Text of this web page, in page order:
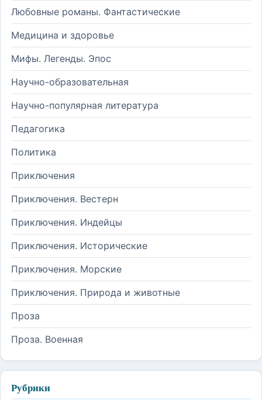
Любовные романы. Фантастические
Медицина и здоровье
Мифы. Легенды. Эпос
Научно-образовательная
Научно-популярная литература
Педагогика
Политика
Приключения
Приключения. Вестерн
Приключения. Индейцы
Приключения. Исторические
Приключения. Морские
Приключения. Природа и животные
Проза
Проза. Военная
Рубрики